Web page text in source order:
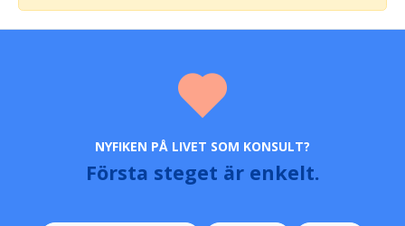
NYFIKEN PÅ LIVET SOM KONSULT?
Första steget är enkelt.